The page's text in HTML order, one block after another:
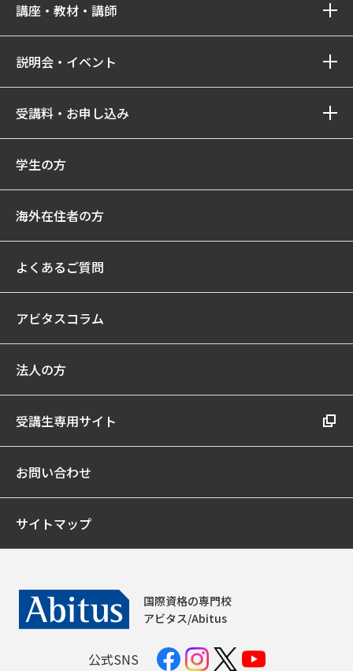
講座・教材・講師
説明会・イベント
受講料・お申し込み
学生の方
海外在住者の方
よくあるご質問
アビタスコラム
法人の方
受講生専用サイト
お問い合わせ
サイトマップ
国際資格の専門校
アビタス/Abitus
公式SNS